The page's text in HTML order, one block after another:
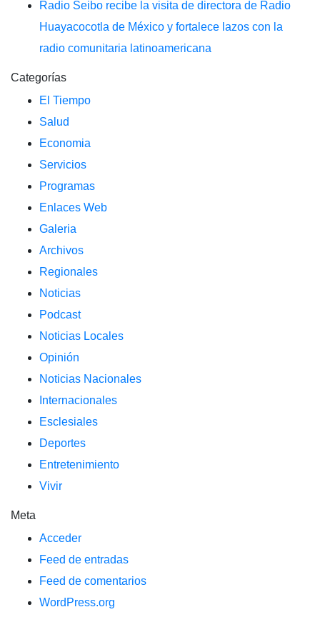
Radio Seibo recibe la visita de directora de Radio
Huayacocotla de México y fortalece lazos con la
radio comunitaria latinoamericana
Categorías
El Tiempo
Salud
Economia
Servicios
Programas
Enlaces Web
Galeria
Archivos
Regionales
Noticias
Podcast
Noticias Locales
Opinión
Noticias Nacionales
Internacionales
Esclesiales
Deportes
Entretenimiento
Vivir
Meta
Acceder
Feed de entradas
Feed de comentarios
WordPress.org